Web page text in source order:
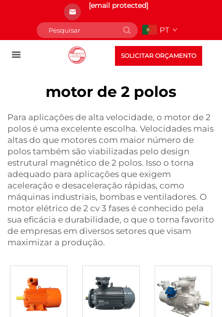
[email protected]
PT
SOLICITAR ORÇAMENTO
motor de 2 polos
Para aplicações de alta velocidade, o motor de 2
polos é uma excelente escolha. Velocidades mais
altas do que motores com maior número de
polos também são viabilizadas pelo design
estrutural magnético de 2 polos. Isso o torna
adequado para aplicações que exigem
aceleração e desaceleração rápidas, como
máquinas industriais, bombas e ventiladores. O
motor elétrico de 2 cv 3 fases é conhecido pela
sua eficácia e durabilidade, o que o torna favorito
de empresas em diversos setores que visam
maximizar a produção.